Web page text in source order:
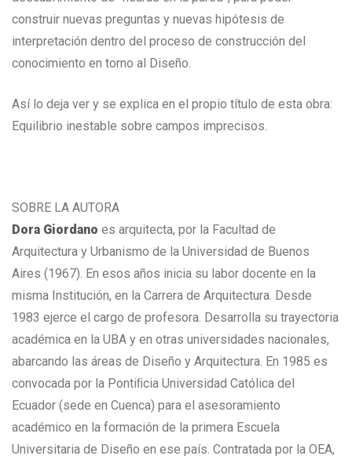
construir nuevas preguntas y nuevas hipótesis de
interpretación dentro del proceso de construcción del
conocimiento en torno al Diseño.
Así lo deja ver y se explica en el propio título de esta obra:
Equilibrio inestable sobre campos imprecisos.
SOBRE LA AUTORA
Dora Giordano es arquitecta, por la Facultad de
Arquitectura y Urbanismo de la Universidad de Buenos
Aires (1967). En esos años inicia su labor docente en la
misma Institución, en la Carrera de Arquitectura. Desde
1983 ejerce el cargo de profesora. Desarrolla su trayectoria
académica en la UBA y en otras universidades nacionales,
abarcando las áreas de Diseño y Arquitectura. En 1985 es
convocada por la Pontiﬁcia Universidad Católica del
Ecuador (sede en Cuenca) para el asesoramiento
académico en la formación de la primera Escuela
Universitaria de Diseño en ese país. Contratada por la OEA,